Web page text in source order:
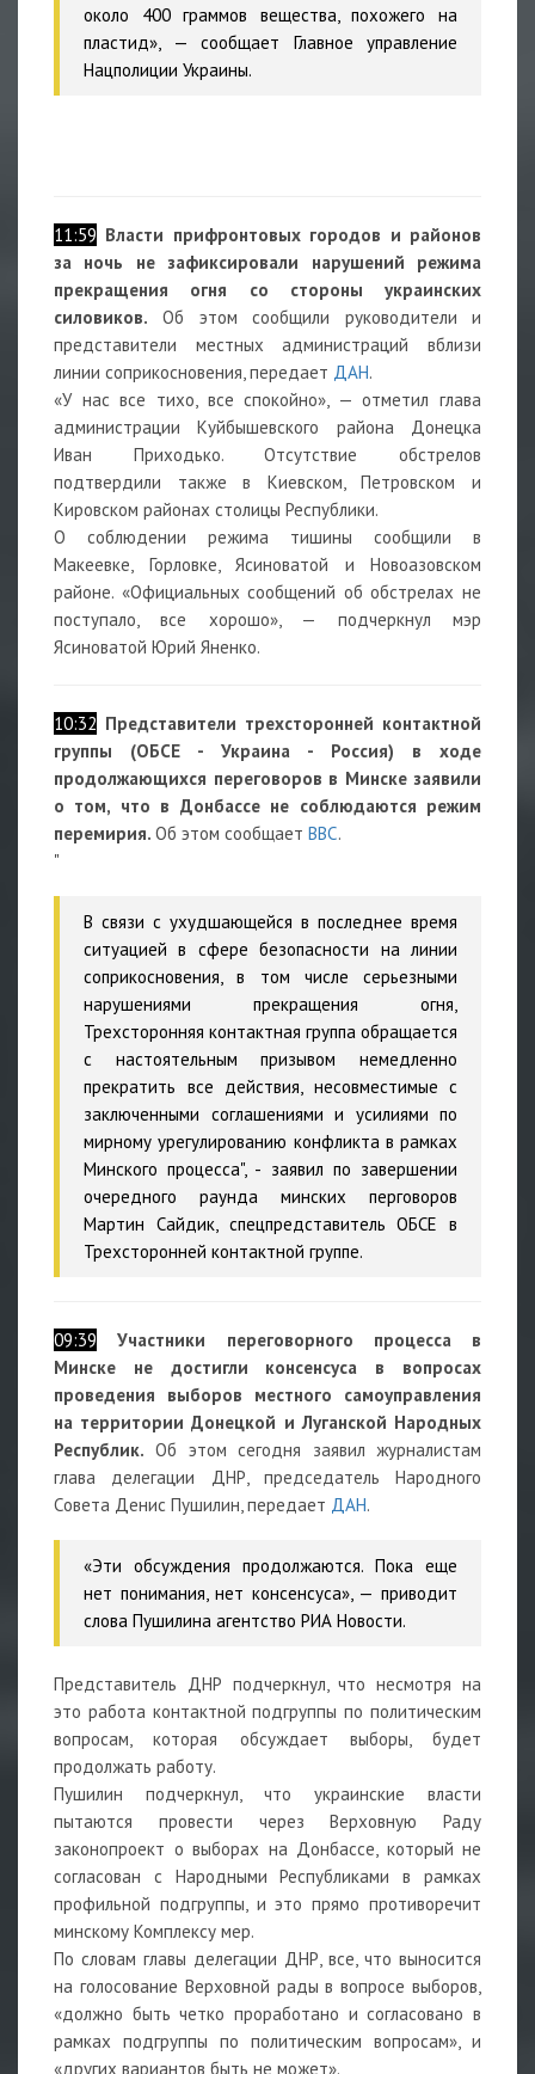
около 400 граммов вещества, похожего на
пластид», — сообщает Главное управление
Нацполиции Украины.
11:59 Власти прифронтовых городов и районов
за ночь не зафиксировали нарушений режима
прекращения огня со стороны украинских
силовиков. Об этом сообщили руководители и
представители местных администраций вблизи
линии соприкосновения, передает ДАН.
«У нас все тихо, все спокойно», — отметил глава
администрации Куйбышевского района Донецка
Иван Приходько. Отсутствие обстрелов
подтвердили также в Киевском, Петровском и
Кировском районах столицы Республики.
О соблюдении режима тишины сообщили в
Макеевке, Горловке, Ясиноватой и Новоазовском
районе. «Официальных сообщений об обстрелах не
поступало, все хорошо», — подчеркнул мэр
Ясиноватой Юрий Яненко.
10:32 Представители трехсторонней контактной
группы (ОБСЕ - Украина - Россия) в ходе
продолжающихся переговоров в Минске заявили
о том, что в Донбассе не соблюдаются режим
перемирия. Об этом сообщает ВВС.
"
В связи с ухудшающейся в последнее время
ситуацией в сфере безопасности на линии
соприкосновения, в том числе серьезными
нарушениями прекращения огня,
Трехсторонняя контактная группа обращается
с настоятельным призывом немедленно
прекратить все действия, несовместимые с
заключенными соглашениями и усилиями по
мирному урегулированию конфликта в рамках
Минского процесса", - заявил по завершении
очередного раунда минских перговоров
Мартин Сайдик, спецпредставитель ОБСЕ в
Трехсторонней контактной группе.
09:39
Участники переговорного процесса в
Минске не достигли консенсуса в вопросах
проведения выборов местного самоуправления
на территории Донецкой и Луганской Народных
Республик. Об этом сегодня заявил журналистам
глава делегации ДНР, председатель Народного
Совета Денис Пушилин, передает ДАН.
«Эти обсуждения продолжаются. Пока еще
нет понимания, нет консенсуса», — приводит
слова Пушилина агентство РИА Новости.
Представитель ДНР подчеркнул, что несмотря на
это работа контактной подгруппы по политическим
вопросам, которая обсуждает выборы, будет
продолжать работу.
Пушилин подчеркнул, что украинские власти
пытаются провести через Верховную Раду
законопроект о выборах на Донбассе, который не
согласован с Народными Республиками в рамках
профильной подгруппы, и это прямо противоречит
минскому Комплексу мер.
По словам главы делегации ДНР, все, что выносится
на голосование Верховной рады в вопросе выборов,
«должно быть четко проработано и согласовано в
рамках подгруппы по политическим вопросам», и
«других вариантов быть не может».